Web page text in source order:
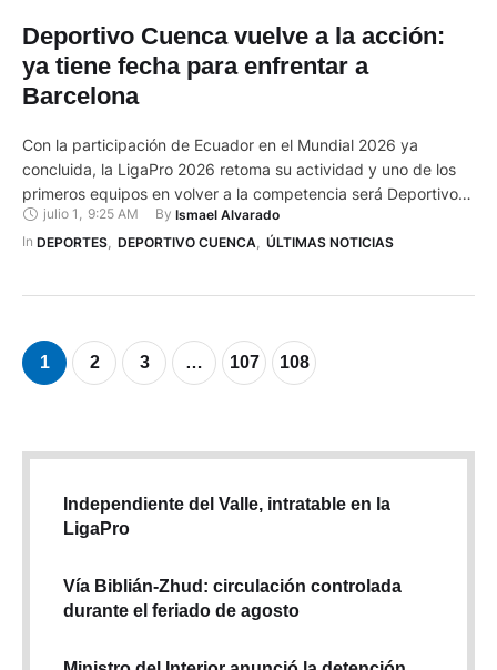
Deportivo Cuenca vuelve a la acción:
ya tiene fecha para enfrentar a
Barcelona
Con la participación de Ecuador en el Mundial 2026 ya
concluida, la LigaPro 2026 retoma su actividad y uno de los
primeros equipos en volver a la competencia será Deportivo
Cuenca. El conjunto colorado visitará a Barcelona el próximo
sábado 4 de julio, a las 19:00, en Guayaquil, por la
julio 1 , 9:25 AM By Ismael Alvarado
In DEPORTES, DEPORTIVO CUENCA ÚLTIMAS NOTICIAS
1 2 3 … 107 108
Independiente del Valle, intratable en la
LigaPro
Vía Biblián-Zhud: circulación controlada
durante el feriado de agosto